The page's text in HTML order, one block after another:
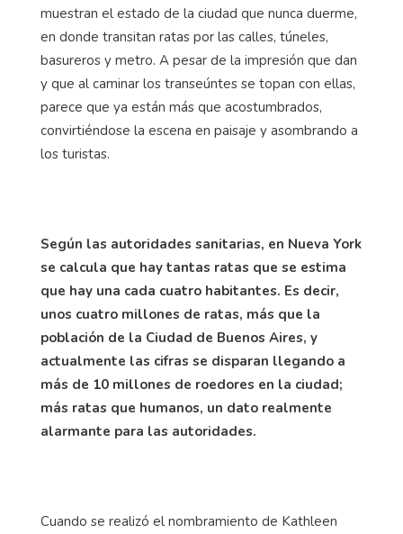
muestran el estado de la ciudad que nunca duerme,
en donde transitan ratas por las calles, túneles,
basureros y metro. A pesar de la impresión que dan
y que al caminar los transeúntes se topan con ellas,
parece que ya están más que acostumbrados,
convirtiéndose la escena en paisaje y asombrando a
los turistas.
Según las autoridades sanitarias, en Nueva York
se calcula que hay tantas ratas que se estima
que hay una cada cuatro habitantes. Es decir,
unos cuatro millones de ratas, más que la
población de la Ciudad de Buenos Aires, y
actualmente las cifras se disparan llegando a
más de 10 millones de roedores en la ciudad;
más ratas que humanos, un dato realmente
alarmante para las autoridades.
Cuando se realizó el nombramiento de Kathleen